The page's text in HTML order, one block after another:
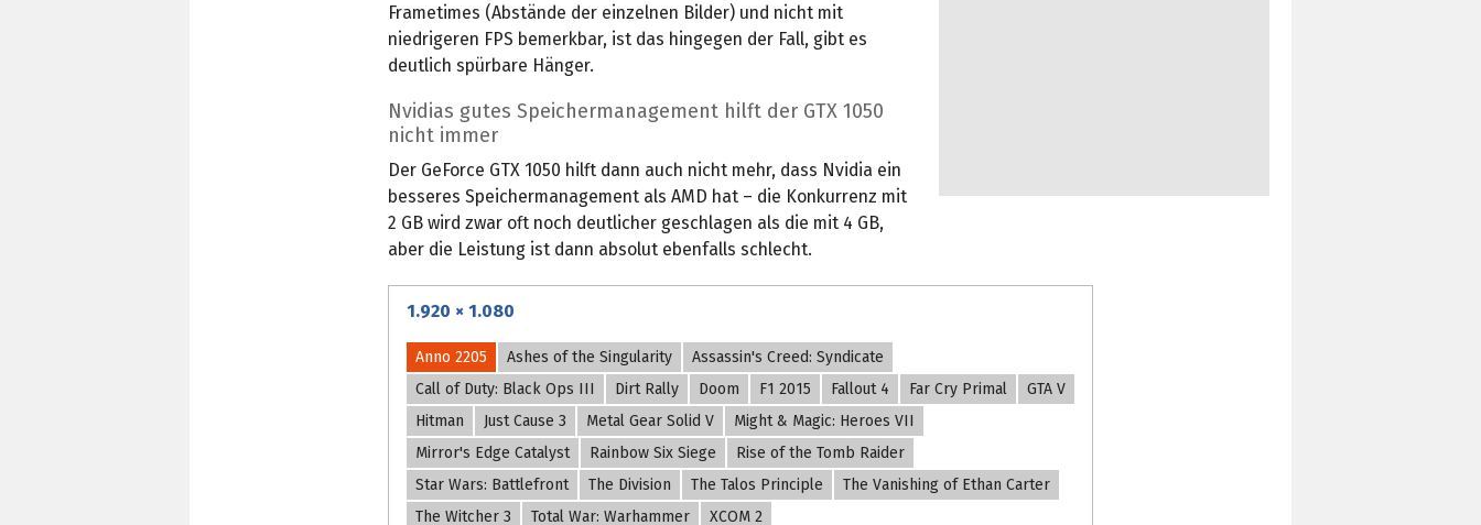
Frametimes (Abstände der einzelnen Bilder) und nicht mit
niedrigeren FPS bemerkbar, ist das hingegen der Fall, gibt es
deutlich spürbare Hänger.
Nvidias gutes Speichermanagement hilft der GTX 1050
nicht immer
Der GeForce GTX 1050 hilft dann auch nicht mehr, dass Nvidia ein
besseres Speichermanagement als AMD hat – die Konkurrenz mit
2 GB wird zwar oft noch deutlicher geschlagen als die mit 4 GB,
aber die Leistung ist dann absolut ebenfalls schlecht.
1.920 × 1.080
Anno 2205 Ashes of the Singularity
Assassin's Creed: Syndicate
Call of Duty: Black Ops III
Dirt Rally Doom F1 2015 Fallout 4 Far Cry Primal
GTA V
Hitman
Just Cause 3 Metal Gear Solid V
Might & Magic: Heroes VII
Mirror's Edge Catalyst
Rainbow Six Siege
Rise of the Tomb Raider
Star Wars: Battlefront
The Division The Talos Principle
The Vanishing of Ethan Carter
The Witcher 3
Total War: Warhammer XCOM 2